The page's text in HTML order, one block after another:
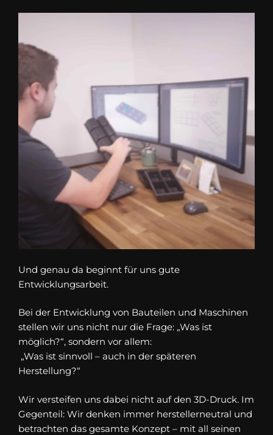
Und genau da beginnt für uns gute
Entwicklungsarbeit.
Bei der Entwicklung von Bauteilen und Maschinen
stellen wir uns nicht nur die Frage: „Was ist
möglich?“, sondern vor allem:
„Was ist sinnvoll – auch in der späteren
Herstellung?“
Wir versteifen uns dabei nicht auf den 3D-Druck. Im
Gegenteil: Wir denken immer herstellerneutral und
betrachten das gesamte Konzept – mit all seinen